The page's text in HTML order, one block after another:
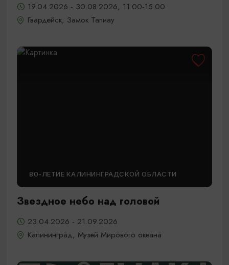
19.04.2026 - 30.08.2026, 11:00-15:00
Гвардейск, Замок Тапиау
80-ЛЕТИЕ КАЛИНИНГРАДСКОЙ ОБЛАСТИ
Звездное небо над головой
23.04.2026 - 21.09.2026
Калининград, Музей Мирового океана